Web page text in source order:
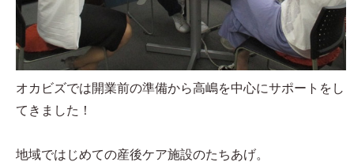
オカビズでは開業前の準備から高嶋を中心にサポートをし
てきました！
地域ではじめての産後ケア施設のたちあげ。